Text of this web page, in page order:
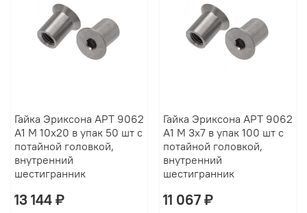
Гайка Эриксона АРТ 9062
А1 M 10х20 в упак 50 шт с
потайной головкой,
внутренний
шестигранник
13 144 ₽
Гайка Эриксона АРТ 9062
А1 M 3х7 в упак 100 шт с
потайной головкой,
внутренний
шестигранник
11 067 ₽